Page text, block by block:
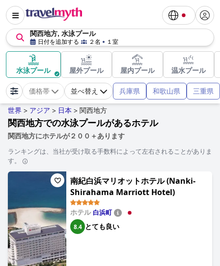
関西地方, 水泳プール
日付を追加する ２名 １室
水泳プール 屋外プール 屋内プール 温水プール
価格帯 並べ替え 兵庫県 和歌山県 三重県
世界 > アジア > 日本 > 関西地方
関西地方での水泳プールがあるホテル
関西地方にホテルが２００＋あります
ランキングは、当社が受け取る手数料によって左右されることがありま
す。
南紀白浜マリオットホテル (Nanki-
Shirahama Marriott Hotel)
ホテル 白浜町
8.4 とても良い